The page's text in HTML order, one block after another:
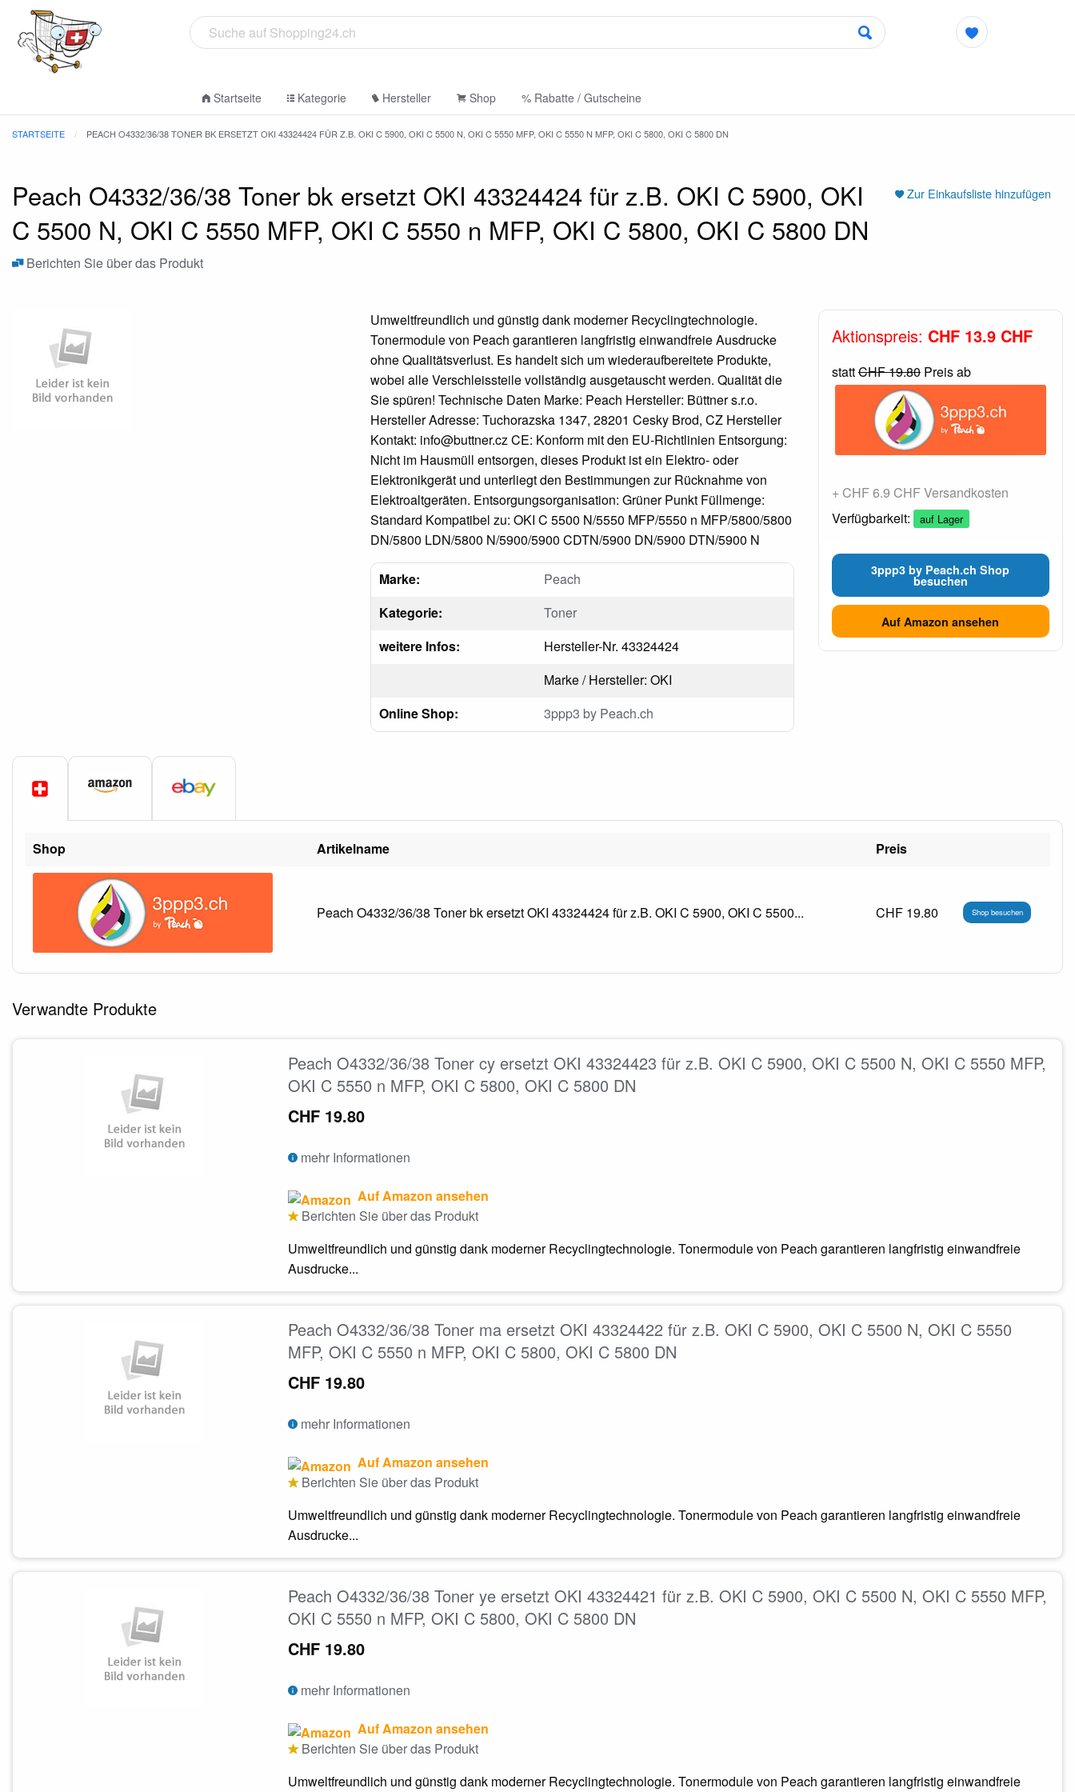
Startseite Kategorie Hersteller Shop % Rabatte / Gutscheine
STARTSEITE PEACH O4332/36/38 TONER BK ERSETZT OKI 43324424 FÜR Z.B. OKI C 5900, OKI C 5500 N, OKI C 5550 MFP, OKI C 5550 N MFP, OKI C 5800, OKI C 5800 DN
Zur Einkaufsliste hinzufügen
Peach O4332/36/38 Toner bk ersetzt OKI 43324424 für z.B. OKI C 5900, OKI
C 5500 N, OKI C 5550 MFP, OKI C 5550 n MFP, OKI C 5800, OKI C 5800 DN
Berichten Sie über das Produkt
Umweltfreundlich und günstig dank moderner Recyclingtechnologie.
Tonermodule von Peach garantieren langfristig einwandfreie Ausdrucke
ohne Qualitätsverlust. Es handelt sich um wiederaufbereitete Produkte,
wobei alle Verschleissteile vollständig ausgetauscht werden. Qualität die
Sie spüren! Technische Daten Marke: Peach Hersteller: Büttner s.r.o.
Hersteller Adresse: Tuchorazska 1347, 28201 Cesky Brod, CZ Hersteller
Kontakt: info@buttner.cz CE: Konform mit den EU-Richtlinien Entsorgung:
Nicht im Hausmüll entsorgen, dieses Produkt ist ein Elektro- oder
Elektronikgerät und unterliegt den Bestimmungen zur Rücknahme von
Elektroaltgeräten. Entsorgungsorganisation: Grüner Punkt Füllmenge:
Standard Kompatibel zu: OKI C 5500 N/5550 MFP/5550 n MFP/5800/5800
DN/5800 LDN/5800 N/5900/5900 CDTN/5900 DN/5900 DTN/5900 N
Marke:
Peach
Kategorie:
Toner
weitere Infos:
Hersteller-Nr. 43324424
Marke / Hersteller: OKI
Online Shop:
3ppp3 by Peach.ch
Aktionspreis: CHF 13.9 CHF
stattCHF 19.80Preis ab
+ CHF 6.9 CHF Versandkosten
Verfügbarkeit:
auf Lager
3ppp3 by Peach.ch Shop
besuchen
Auf Amazon ansehen
Shop Artikelname Preis
Peach O4332/36/38 Toner bk ersetzt OKI 43324424 für z.B. OKI C 5900, OKI C 5500... CHF 19.80 Shop besuchen
Verwandte Produkte
Peach O4332/36/38 Toner cy ersetzt OKI 43324423 für z.B. OKI C 5900, OKI C 5500 N, OKI C 5550 MFP,
OKI C 5550 n MFP, OKI C 5800, OKI C 5800 DN
CHF 19.80
mehr Informationen
Auf Amazon ansehen
Berichten Sie über das Produkt
Umweltfreundlich und günstig dank moderner Recyclingtechnologie. Tonermodule von Peach garantieren langfristig einwandfreie
Ausdrucke...
Peach O4332/36/38 Toner ma ersetzt OKI 43324422 für z.B. OKI C 5900, OKI C 5500 N, OKI C 5550
MFP, OKI C 5550 n MFP, OKI C 5800, OKI C 5800 DN
CHF 19.80
mehr Informationen
Auf Amazon ansehen
Berichten Sie über das Produkt
Umweltfreundlich und günstig dank moderner Recyclingtechnologie. Tonermodule von Peach garantieren langfristig einwandfreie
Ausdrucke...
Peach O4332/36/38 Toner ye ersetzt OKI 43324421 für z.B. OKI C 5900, OKI C 5500 N, OKI C 5550 MFP,
OKI C 5550 n MFP, OKI C 5800, OKI C 5800 DN
CHF 19.80
mehr Informationen
Auf Amazon ansehen
Berichten Sie über das Produkt
Umweltfreundlich und günstig dank moderner Recyclingtechnologie. Tonermodule von Peach garantieren langfristig einwandfreie